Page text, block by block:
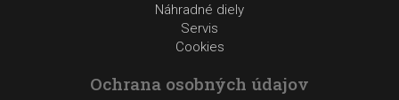
Náhradné diely
Servis
Cookies
Ochrana osobných údajov